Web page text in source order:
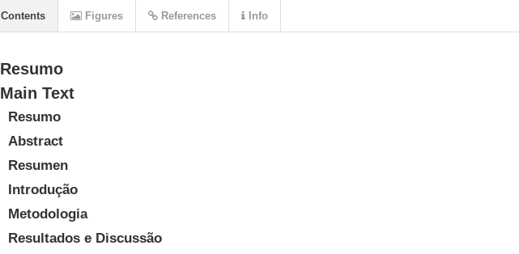
Resumo
Main Text
Resumo
Abstract
Resumen
Introdução
Metodologia
Resultados e Discussão
Contents Figures References Info